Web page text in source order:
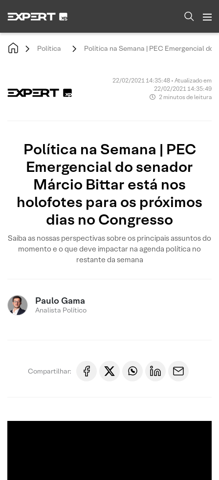
Política Política na Semana | PEC Emergencial
22/02/2021 14:35:48 • Atualizado em
22/02/2021 14:35:49
2 minutos de leitura
Política na Semana | PEC
Emergencial do senador
Márcio Bittar está nos
holofotes para os próximos
dias no Congresso
Saiba as nossas perspectivas sobre os principais assuntos do
momento e o que deve impactar na agenda política no
restante da semana
Paulo Gama
Analista Político
Compartilhar: